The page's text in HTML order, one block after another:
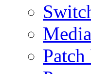
Patch